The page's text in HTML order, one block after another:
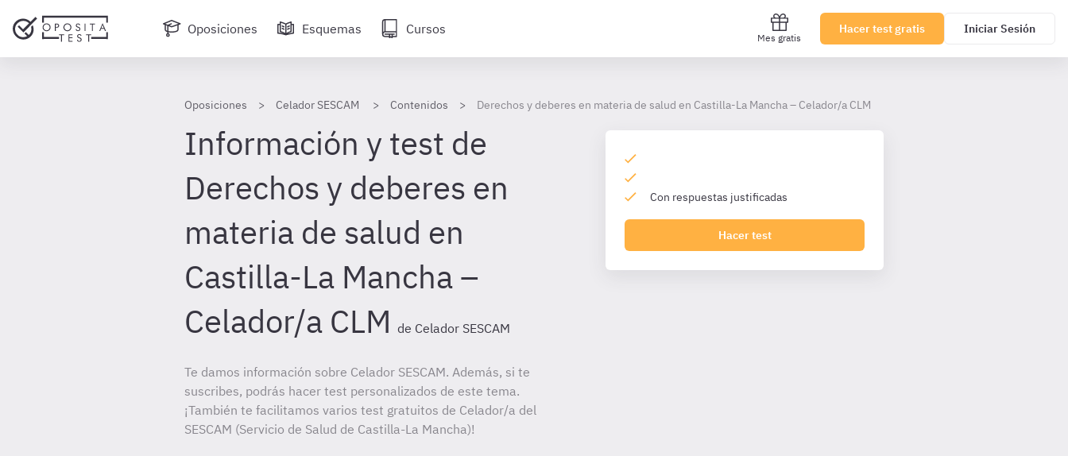
Oposiciones Esquemas Cursos
Mes gratis
Hacer test gratis Iniciar Sesión
Oposiciones Celador SESCAM Contenidos Derechos y deberes en materia de salud en Castilla-La Mancha – Celador/a CLM
Información y test de
Derechos y deberes en
materia de salud en
Castilla-La Mancha –
Celador/a CLM de Celador SESCAM
Te damos información sobre Celador SESCAM. Además, si te
suscribes, podrás hacer test personalizados de este tema.
¡También te facilitamos varios test gratuitos de Celador/a del
SESCAM (Servicio de Salud de Castilla-La Mancha)!
Con respuestas justificadas
Hacer test